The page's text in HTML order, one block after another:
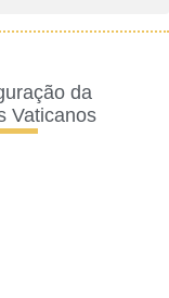
da
Vaticanos